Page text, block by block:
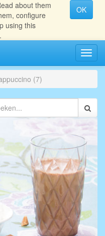
about them
configure
using this
OK
aan/
(7)